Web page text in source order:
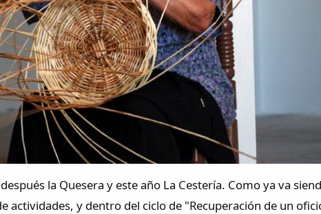
la Quesera y este año La Cestería. Como ya va
actividades, y dentro del ciclo de "Recuperación de un